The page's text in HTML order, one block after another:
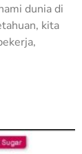
dunia di
kita